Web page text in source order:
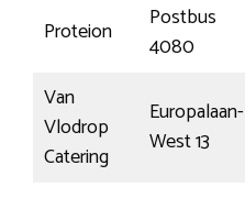
Proteion
Postbus
4080
Van
Vlodrop
Catering
Europalaan-
West 13